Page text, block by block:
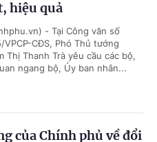
hiệu quả
- Tại Công văn số
VPCP-CĐS, Phó Thủ tướng
Thị Thanh Trà yêu cầu các bộ,
ngang bộ, Ủy ban nhân...
của Chính phủ về đổi